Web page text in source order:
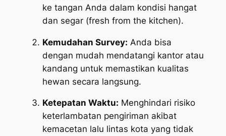
ke tangan Anda dalam kondisi hangat
dan segar (fresh from the kitchen).
Kemudahan Survey: Anda bisa
dengan mudah mendatangi kantor atau
kandang untuk memastikan kualitas
hewan secara langsung.
Ketepatan Waktu: Menghindari risiko
keterlambatan pengiriman akibat
kemacetan lalu lintas kota yang tidak